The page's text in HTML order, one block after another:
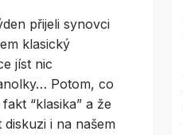
přijeli synovci
klasický
jíst nic
Potom, co
“klasika” a že
i na našem